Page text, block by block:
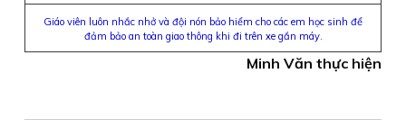
Giáo viên luôn nhắc nhở và đội nón bảo hiểm cho các em học sinh để
đảm bảo an toàn giao thông khi đi trên xe gắn máy.
Minh Văn thực hiện